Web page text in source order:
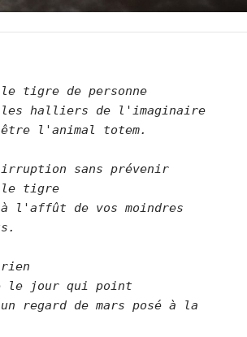
le tigre de personne
les halliers de l'imaginaire
être l'animal totem.
sans prévenir
le tigre
l'affût de vos moindres
rien
le jour qui point
regard de mars posé à la